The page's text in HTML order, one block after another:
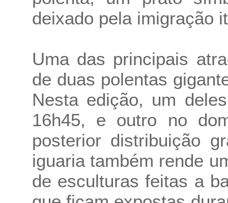
deixado pela imigração
Uma das principais
de duas polentas
Nesta edição, um
16h45, e outro no
posterior distribuição
iguaria também rende
de esculturas feitas a